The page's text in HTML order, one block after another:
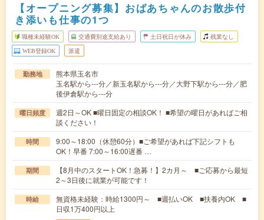
【オープニング募集】おばあちゃんのお散歩付
き添いも仕事の1つ
職種未経験OK 交通費別途支給あり 土日祝日が休み 残業なし
WEB登録OK 派遣
勤務地
熊本県玉名市
玉名駅から---分／新玉名駅から---分／大野下駅から---分／肥
後伊倉駅から---分
曜日頻度
週2日～OK ■曜日固定の相談OK！ ■希望の曜日があればご相
談ください！
時間
9:00～18:00（休憩60分）■ご希望があれば下記シフトも
OK！早番 7:00～16:00遅番 …
期間
【8月中のスタートOK！急募！】2カ月～ ■ご応募から最短
2～3日後に就業が可能です！
時給
無資格未経験：時給1300円～ ■週払いOK ■扶養内OK ■
日収1万400円以上